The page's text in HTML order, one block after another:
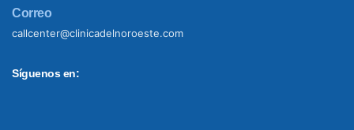
Correo
callcenter@clinicadelnoroeste.com
Síguenos en: